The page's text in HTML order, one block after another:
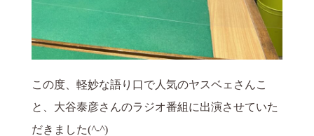
この度、軽妙な語り口で人気のヤスベェさんこ
と、大谷泰彦さんのラジオ番組に出演させていた
だきました(^-^)